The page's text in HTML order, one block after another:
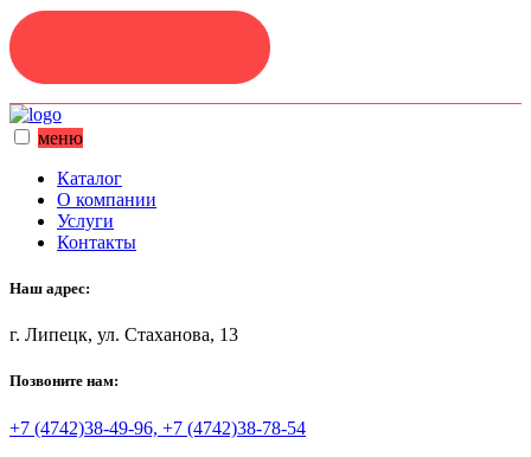
меню
Каталог
О компании
Услуги
Контакты
Наш адрес:
г. Липецк, ул. Стаханова, 13
Позвоните нам:
+7 (4742)38-49-96, +7 (4742)38-78-54